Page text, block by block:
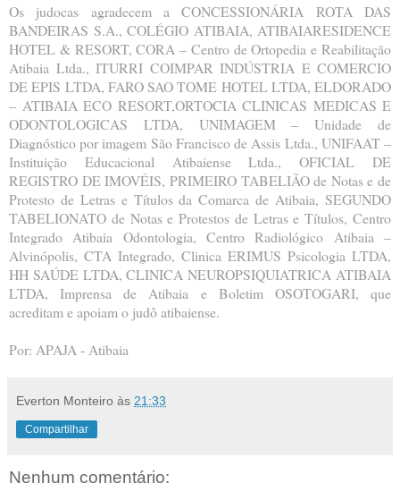
Os judocas agradecem a CONCESSIONÁRIA ROTA DAS
BANDEIRAS S.A., COLÉGIO ATIBAIA, ATIBAIARESIDENCE
HOTEL & RESORT, CORA – Centro de Ortopedia e Reabilitação
Atibaia Ltda., ITURRI COIMPAR INDÚSTRIA E COMERCIO
DE EPIS LTDA, FARO SAO TOME HOTEL LTDA, ELDORADO
– ATIBAIA ECO RESORT,ORTOCIA CLINICAS MEDICAS E
ODONTOLOGICAS LTDA, UNIMAGEM – Unidade de
Diagnóstico por imagem São Francisco de Assis Ltda., UNIFAAT –
Instituição Educacional Atibaiense Ltda., OFICIAL DE
REGISTRO DE IMOVÉIS, PRIMEIRO TABELIÃO de Notas e de
Protesto de Letras e Títulos da Comarca de Atibaia, SEGUNDO
TABELIONATO de Notas e Protestos de Letras e Títulos, Centro
Integrado Atibaia Odontologia, Centro Radiológico Atibaia –
Alvinópolis, CTA Integrado, Clinica ERIMUS Psicologia LTDA,
HH SAÚDE LTDA, CLINICA NEUROPSIQUIATRICA ATIBAIA
LTDA, Imprensa de Atibaia e Boletim OSOTOGARI, que
acreditam e apoiam o judô atibaiense.
Por: APAJA - Atibaia
Everton Monteiro às 21:33
Compartilhar
Nenhum comentário: